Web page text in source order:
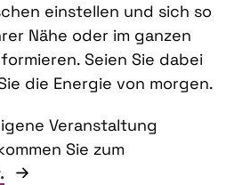
einstellen und sich so
Nähe oder im ganzen
Seien Sie dabei
die Energie von morgen.
Veranstaltung
Sie zum